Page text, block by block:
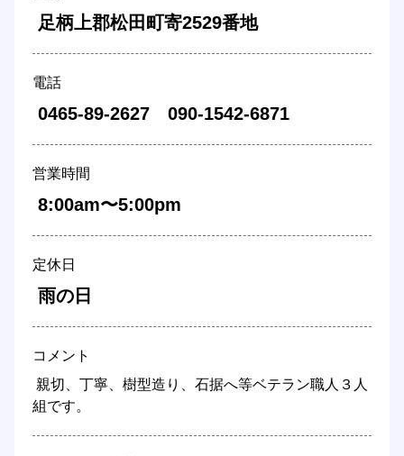
足柄上郡松田町寄2529番地
電話
0465-89-2627　090-1542-6871
営業時間
8:00am〜5:00pm
定休日
雨の日
コメント
組です。